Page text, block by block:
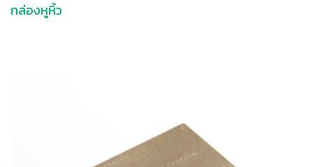
กล่องหูหิ้ว